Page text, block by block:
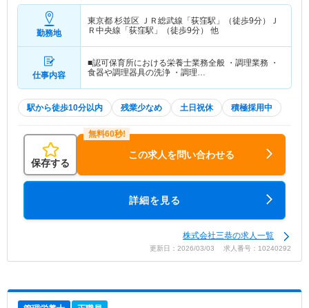
勤務地
東京都 杉並区 ＪＲ総武線「荻窪駅」（徒歩9分）Ｊ
Ｒ中央線「荻窪駅」（徒歩9分） 他
仕事内容
■認可保育所における栄養士業務全般 ・調理業務 ・
食器や調理器具の洗浄 ・調理…
駅から徒歩10分以内 残業少なめ 土日祝休 積極採用中
保存する
この求人を問い合わせる
詳細を見る
株式会社三恭の求人一覧
更新日：2026/03/03 求人番号：10240292